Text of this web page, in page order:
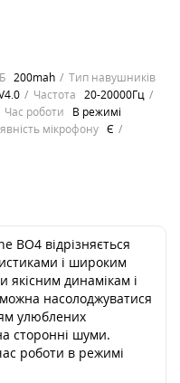
200mah
Тип навушників
Частота 20-20000Гц
Час роботи
В режимі
мікрофону Є
BO4 відрізняється
і широким
якісним динамікам і
насолоджуватися
улюблених
сторонні шуми.
роботи в режимі